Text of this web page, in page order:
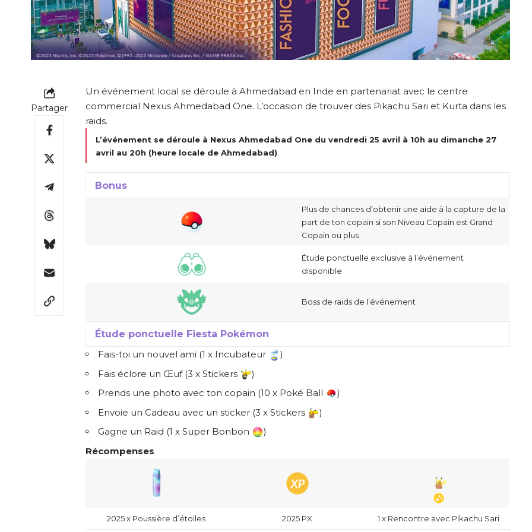
Partager
Un événement local se déroule à Ahmedabad en Inde en partenariat avec le centre
commercial Nexus Ahmedabad One. L’occasion de trouver des Pikachu Sari et Kurta dans les
raids.
L’événement se déroule à Nexus Ahmedabad One du vendredi 25 avril à 10h au dimanche 27
avril au 20h (heure locale de Ahmedabad)
Bonus
Plus de chances d’obtenir une aide à la capture de la
part de ton copain si son Niveau Copain est Grand
Copain ou plus
Étude ponctuelle exclusive à l’événement
disponible
Boss de raids de l’événement
Étude ponctuelle Fiesta Pokémon
Fais-toi un nouvel ami (1 x Incubateur
)
Fais éclore un Œuf (3 x Stickers
)
Prends une photo avec ton copain (10 x Poké Ball
)
Envoie un Cadeau avec un sticker (3 x Stickers
)
Gagne un Raid (1 x Super Bonbon
)
Récompenses
2025 x Poussière d’étoiles 2025 PX 1 x Rencontre avec Pikachu Sari